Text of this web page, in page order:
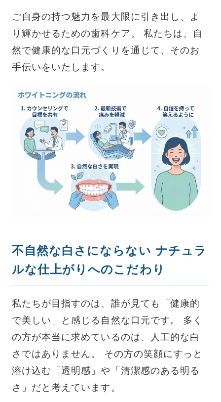
ご自身の持つ魅力を最大限に引き出し、よ
り輝かせるための歯科ケア。 私たちは、自
然で健康的な口元づくりを通じて、そのお
手伝いをいたします。
不自然な白さにならない ナチュラ
ルな仕上がりへのこだわり
私たちが目指すのは、誰が見ても「健康的
で美しい」と感じる自然な口元です。 多く
の方が本当に求めているのは、人工的な白
さではありません。 その方の笑顔にすっと
溶け込む「透明感」や「清潔感のある明る
さ」だと考えています。